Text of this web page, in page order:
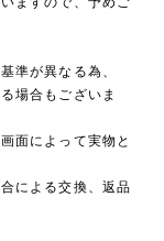
準が異なる為、
場合もございま
面によって実物と
による交換、返品